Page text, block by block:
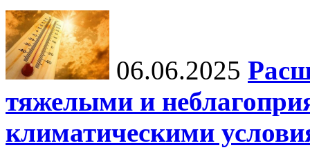
06.06.2025
тяжелыми и
климатическими